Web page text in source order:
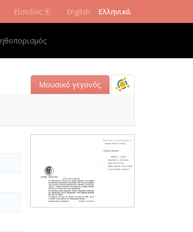
Είσοδος English Ελληνικά
Μουσικό γεγονός